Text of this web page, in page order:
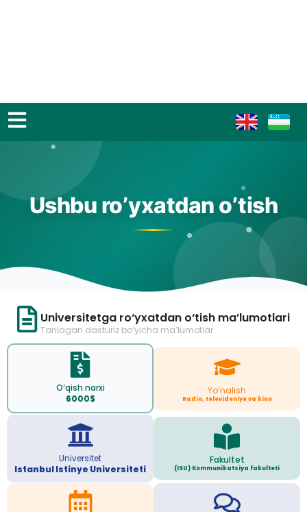
Ushbu ro’yxatdan o’tish
Universitetga ro‘yxatdan o‘tish ma’lumotlari
Tanlagan dasturiz bo‘yicha ma’lumotlar
O‘qish narxi
6000$
Yo‘nalish
Radio, televideniye va kino
Universitet
Istanbul Istinye Universiteti
Fakultet
(ISU) Kommunikatsiya fakulteti